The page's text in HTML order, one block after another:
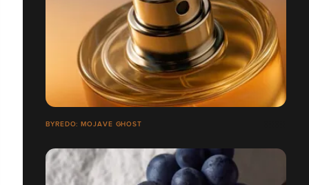
BYREDO: MOJAVE GHOST